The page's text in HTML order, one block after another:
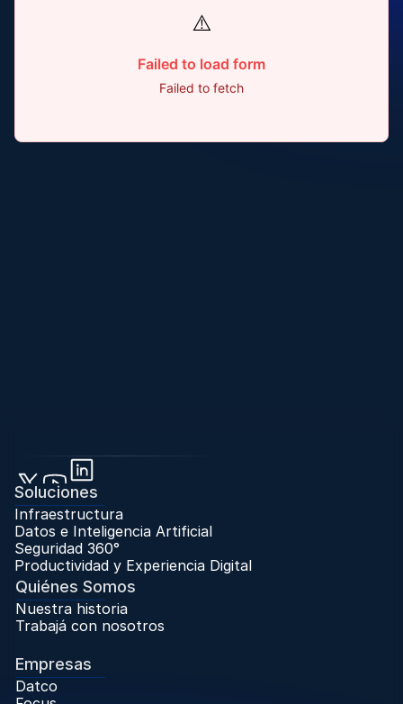
Soluciones
Infraestructura
Datos e Inteligencia Artificial
Seguridad 360°
Productividad y Experiencia Digital
Quiénes Somos
Nuestra historia
Trabajá con nosotros
Empresas
Datco